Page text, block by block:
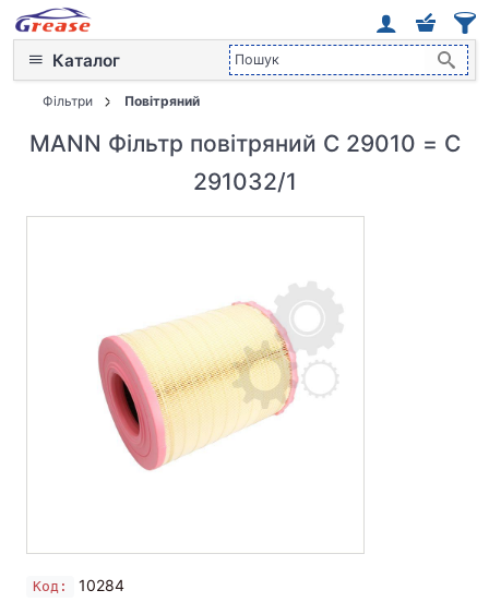
Каталог
Фільтри Повітряний
MANN Фільтр повітряний C 29010 = C
291032/1
Код: 10284